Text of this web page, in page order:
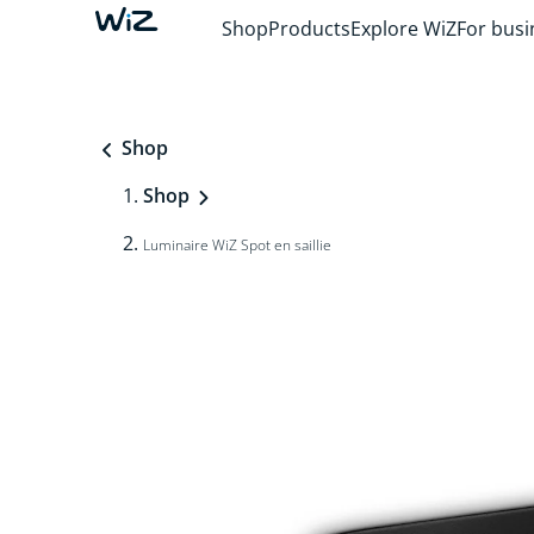
ShopProductsExplore WiZFor
Shop
Shop
Luminaire WiZ Spot en saillie